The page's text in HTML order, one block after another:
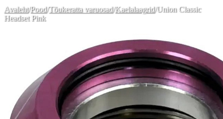
Avaleht/Pood/Tõukeratta varuosad/Kaelalaagrid/Union Classic
Headset Pink